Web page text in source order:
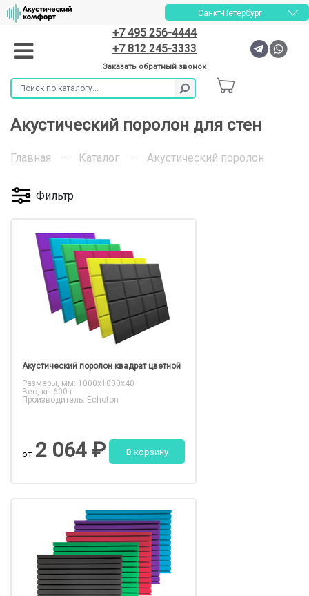
Санкт-Петербург
+7 495 256-4444
+7 812 245-3333
Заказать обратный звонок
Акустический поролон для стен
Главная — Каталог — Акустический поролон
Фильтр
Акустический поролон квадрат цветной
Размеры, мм: 1000x1000x40
Вес, кг: 600 г
Производитель: Echoton
от 2 064 ₽ В корзину